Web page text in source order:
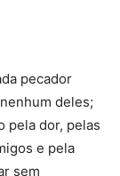
pecador
deles;
pela dor, pelas
e pela
sem